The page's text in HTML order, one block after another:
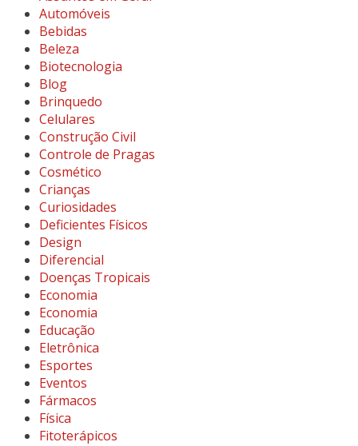
Automóveis
Bebidas
Beleza
Biotecnologia
Blog
Brinquedo
Celulares
Construção Civil
Controle de Pragas
Cosmético
Crianças
Curiosidades
Deficientes Físicos
Design
Diferencial
Doenças Tropicais
Economia
Economia
Educação
Eletrônica
Esportes
Eventos
Fármacos
Física
Fitoterápicos